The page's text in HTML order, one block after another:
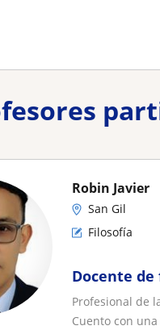
Robin Javier
San Gil
Filosofía
Docente
Profesional de
Cuento con